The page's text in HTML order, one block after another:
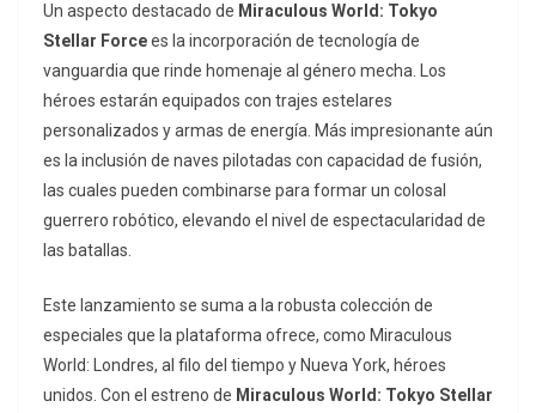
Un aspecto destacado de Miraculous World: Tokyo
Stellar Forcees la incorporación de tecnología de
vanguardia que rinde homenaje al género mecha . Los
héroes estarán equipados con trajes estelares
personalizados y armas de energía. Más impresionante aún
es la inclusión de naves pilotadas con capacidad de fusión,
las cuales pueden combinarse para formar un colosal
guerrero robótico, elevando el nivel de espectacularidad de
las batallas.
Este lanzamiento se suma a la robusta colección de
especiales que la plataforma ofrece, como Miraculous
World: Londres, al filo del tiempo y Nueva York, héroes
unidos . Con el estreno de Miraculous World: Tokyo Stellar